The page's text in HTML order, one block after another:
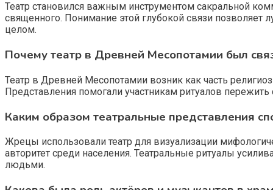
Театр становился важным инструментом сакральной
священного. Понимание этой глубокой связи позволяет
целом.
Почему театр в Древней Месопотамии был
Театр в Древней Месопотамии возник как часть
Представления помогали участникам ритуалов
Каким образом театральные представления
Жрецы использовали театр для визуализации
авторитет среди населения. Театральные ритуалы
людьми.